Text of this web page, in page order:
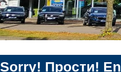
Sorry! Прости!